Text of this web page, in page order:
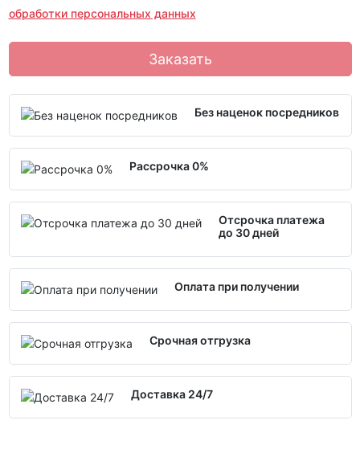
обработки персональных данных
Заказать
Без наценок посредников
Рассрочка 0%
Отсрочка платежа
до 30 дней
Оплата при получении
Срочная отгрузка
Доставка 24/7